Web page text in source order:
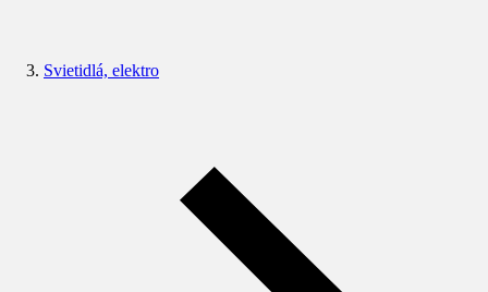
Svietidlá, elektro